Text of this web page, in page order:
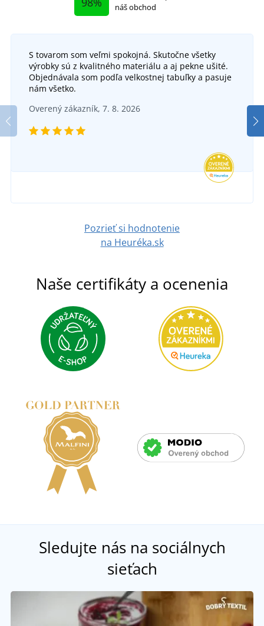
náš obchod
S tovarom som veľmi spokojná. Skutočne všetky
výrobky sú z kvalitného materiálu a aj pekne ušité.
Objednávala som podľa velkostnej tabuľky a pasuje
nám všetko.
Overený zákazník, 7. 8. 2026
Pozrieť si hodnotenie
na Heuréka.sk
Naše certifikáty a ocenenia
Sledujte nás na sociálnych
sieťach